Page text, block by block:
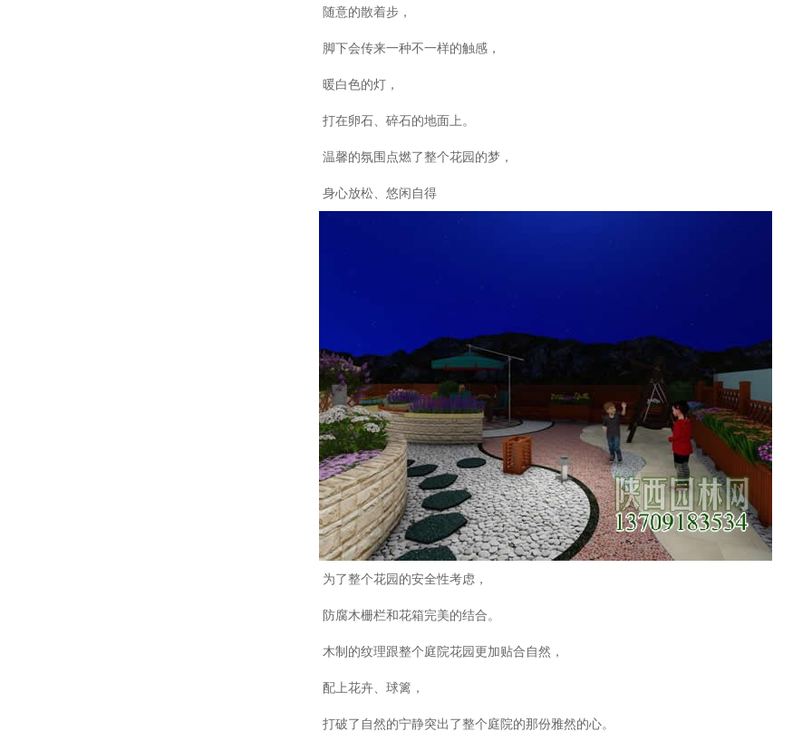
随意的散着步，
脚下会传来一种不一样的触感，
暖白色的灯，
打在卵石、碎石的地面上。
温馨的氛围点燃了整个花园的梦，
身心放松、悠闲自得
为了整个花园的安全性考虑，
防腐木栅栏和花箱完美的结合。
木制的纹理跟整个庭院花园更加贴合自然，
配上花卉、球篱，
打破了自然的宁静突出了整个庭院的那份雅然的心。